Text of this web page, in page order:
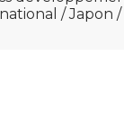
/ Japon /